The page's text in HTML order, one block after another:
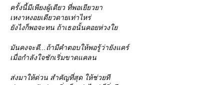
ครั้งนี้มีเพียงผู้เดียว ที่พอเยียวยา
เหงาหงอยเดียวดายเท่าไหร่
ังไงก็พอจะทน ถ้าเธอนั้นคอยห่วง
มันคงจะดี...ถ้ามีคำตอบให้พอรู้ว่ายังแคร์
เมื่อกำลังใจชักเริ่มขาดแคลน
ส่งมาให้ด่วน สำคัญที่สุด ให้ช่วยที